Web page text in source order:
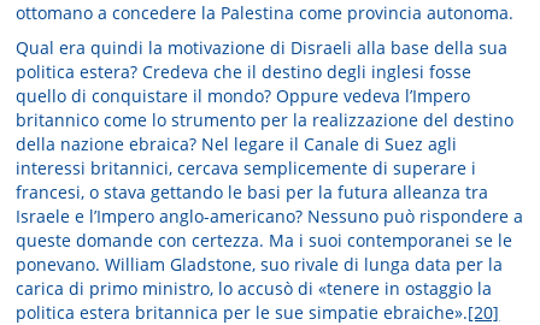
ottomano a concedere la Palestina come provincia autonoma.
Qual era quindi la motivazione di Disraeli alla base della sua
politica estera? Credeva che il destino degli inglesi fosse
quello di conquistare il mondo? Oppure vedeva l’Impero
britannico come lo strumento per la realizzazione del destino
della nazione ebraica? Nel legare il Canale di Suez agli
interessi britannici, cercava semplicemente di superare i
francesi, o stava gettando le basi per la futura alleanza tra
Israele e l’Impero anglo-americano? Nessuno può rispondere a
queste domande con certezza. Ma i suoi contemporanei se le
ponevano. William Gladstone, suo rivale di lunga data per la
carica di primo ministro, lo accusò di «tenere in ostaggio la
politica estera britannica per le sue simpatie ebraiche».[20]